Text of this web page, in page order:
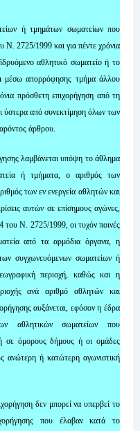
ή τμημάτων σωματείων που
Ν. 2725/1999 και για πέντε χρόνια
αθλητικό σωματείο ή το
μέσω απορρόφησης τμήμα άλλου
πρόσθετη επιχορήγηση από τη
ύστερα από συνεκτίμηση όλων των
άρθρου.
λαμβάνεται υπόψη το άθλημα
ή τμήματα, ο αριθμός των
των εν ενεργεία αθλητών και
αυτών σε επίσημους αγώνες,
του Ν. 2725/1999, οι τυχόν ποινές
από τα αρμόδια όργανα, η
συγχωνευόμενων σωματείων ή
περιοχή, καθώς και η
ανά αριθμό αθλητών και
αυξάνεται, εφόσον η έδρα
αθλητικών σωματείων που
σε όμορους δήμους ή οι ομάδες
ανώτερη ή κατώτερη αγωνιστική
δεν μπορεί να υπερβεί το
που έλαβαν κατά το